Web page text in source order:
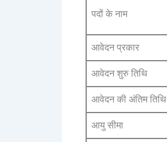
पदों के नाम
आवेदन प्रकार
आवेदन शुरु तिथि
आवेदन की अंतिम तिथि
आयु सीमा